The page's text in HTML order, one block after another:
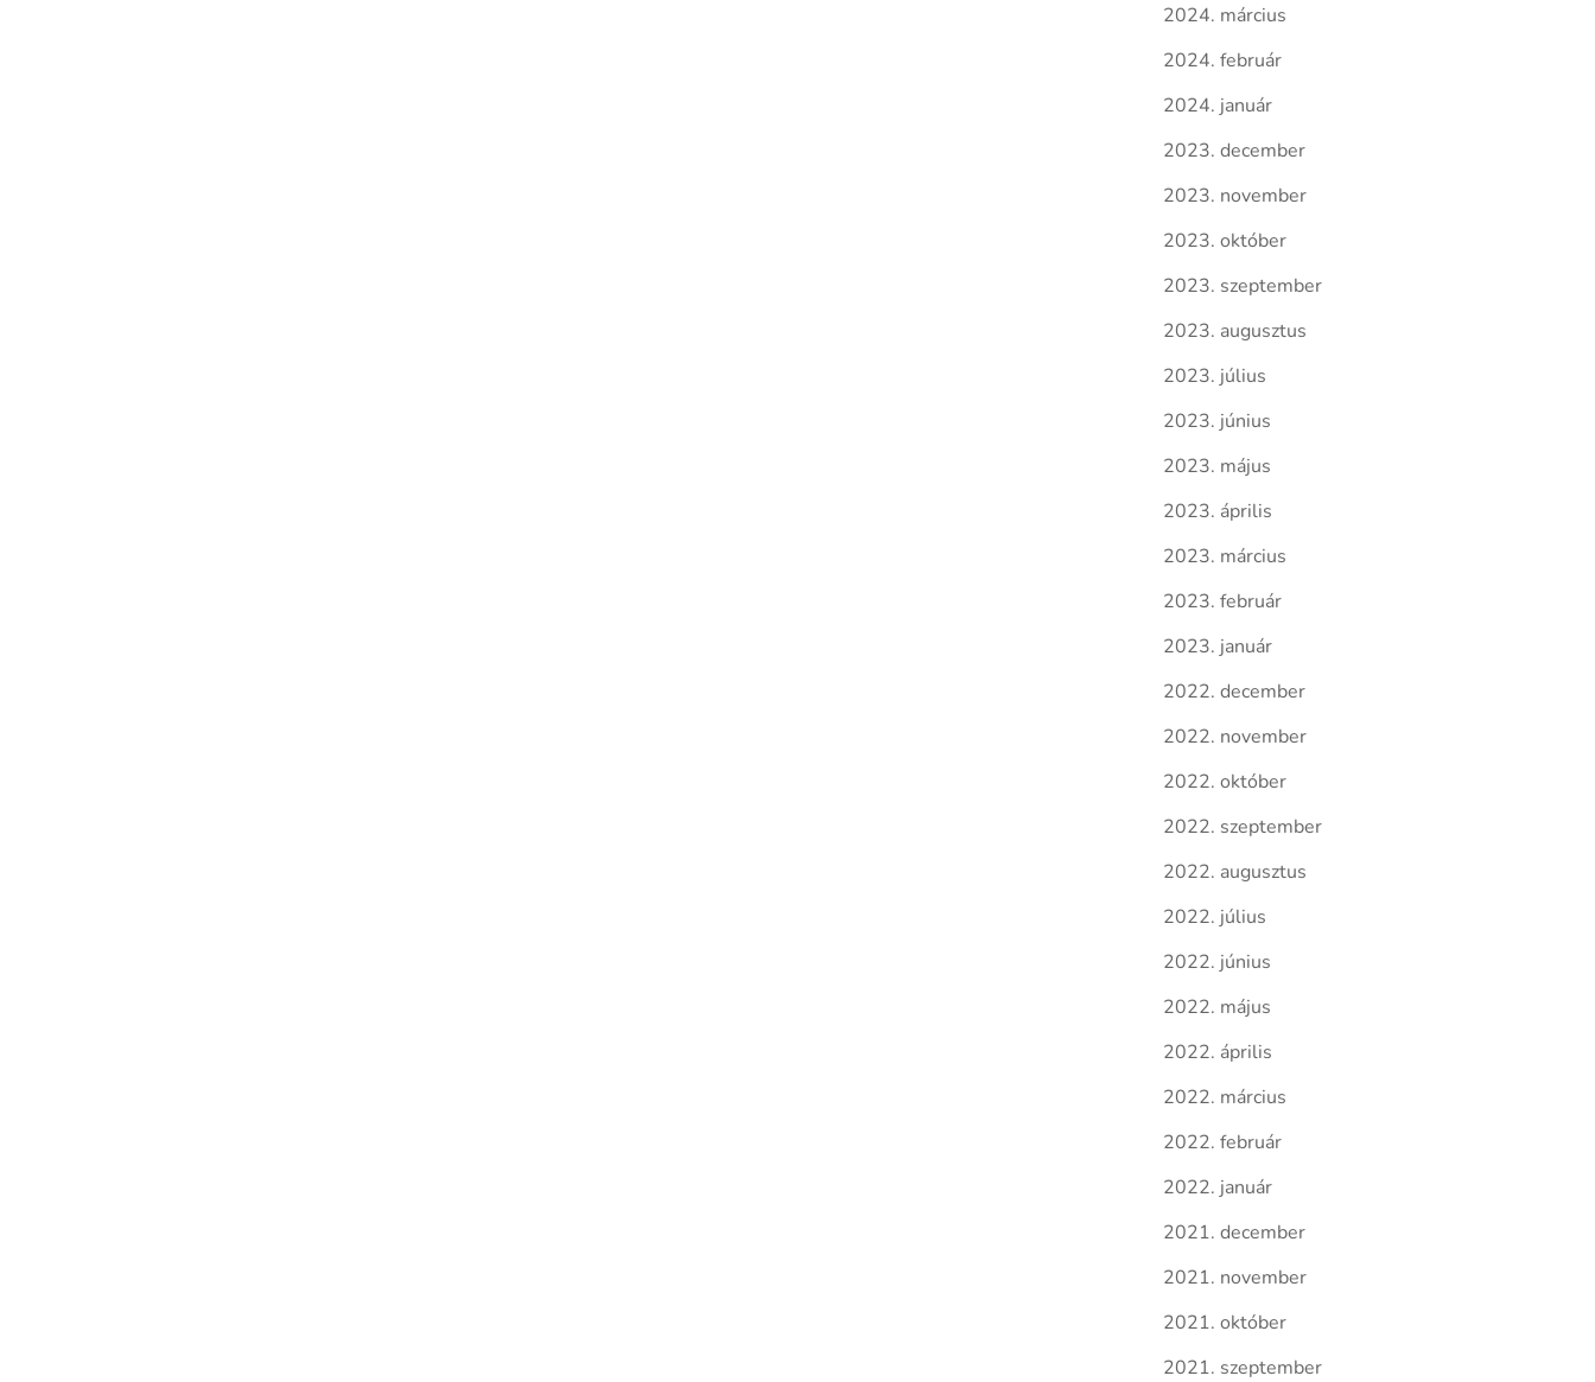
2024. március
2024. február
2024. január
2023. december
2023. november
2023. október
2023. szeptember
2023. augusztus
2023. július
2023. június
2023. május
2023. április
2023. március
2023. február
2023. január
2022. december
2022. november
2022. október
2022. szeptember
2022. augusztus
2022. július
2022. június
2022. május
2022. április
2022. március
2022. február
2022. január
2021. december
2021. november
2021. október
2021. szeptember